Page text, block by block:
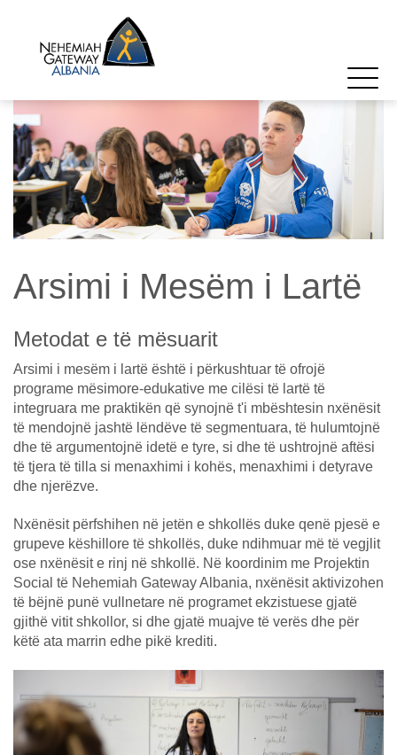
Arsimi i Mesëm i Lartë
Metodat e të mësuarit
Arsimi i mesëm i lartë është i përkushtuar të ofrojë
programe mësimore-edukative me cilësi të lartë të
integruara me praktikën që synojnë t'i mbështesin nxënësit
të mendojnë jashtë lëndëve të segmentuara, të hulumtojnë
dhe të argumentojnë idetë e tyre, si dhe të ushtrojnë aftësi
të tjera të tilla si menaxhimi i kohës, menaxhimi i detyrave
dhe njerëzve.
Nxënësit përfshihen në jetën e shkollës duke qenë pjesë e
grupeve këshillore të shkollës, duke ndihmuar më të vegjlit
ose nxënësit e rinj në shkollë. Në koordinim me Projektin
Social të Nehemiah Gateway Albania, nxënësit aktivizohen
të bëjnë punë vullnetare në programet ekzistuese gjatë
gjithë vitit shkollor, si dhe gjatë muajve të verës dhe për
këtë ata marrin edhe pikë krediti.